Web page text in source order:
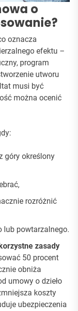
o
oznacza
efektu –
program
utworu
musi być
można ocenić
góry określony
rozróżnić
lub powtarzalnego.
zasady
50 procent
obniża
umowy o dzieło
koszty
ubezpieczenia